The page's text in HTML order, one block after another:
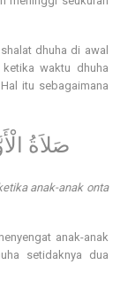
dhuha di awal
waktu dhuha
itu sebagaimana
صَلاَةُ
anak-anak onta
anak-anak
setidaknya dua